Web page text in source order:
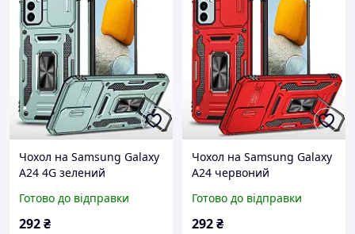
Чохол на Samsung Galaxy
A24 4G зелений
підставкою та захистом
камери для Самсунг
Готово до відправки
292₴
Чохол на Samsung Galaxy
A24 червоний
підставкою та захистом
камери для Самсунг
Готово до відправки
292₴